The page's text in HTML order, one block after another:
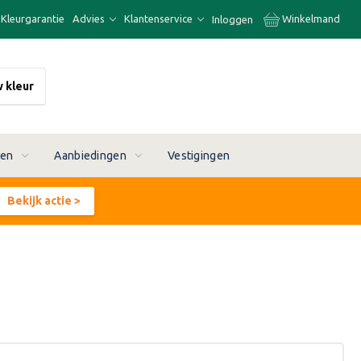
Kleurgarantie Advies Klantenservice Inloggen Winkelmand
kleur
Aanbiedingen Vestigingen
Bekijk actie >